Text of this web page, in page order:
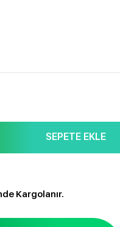
SEPETE EKLE
Kargolanır.